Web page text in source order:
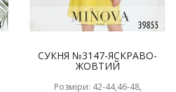
СУКНЯ №3147-ЯСКРАВО-
ЖОВТИЙ
Розміри: 42-44,46-48,